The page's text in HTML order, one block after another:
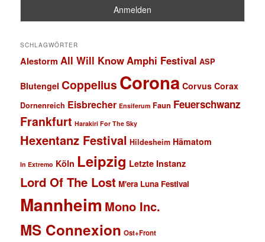
SCHLAGWÖRTER
Alestorm All Will KnowAmphi Festival ASP
Blutengel Coppelius Corona Corvus Corax
Dornenreich Eisbrecher Ensiferum Faun Feuerschwanz
Frankfurt Harakiri For The Sky
Hexentanz Festival Hildesheim Hämatom
In Extremo Köln Leipzig Letzte Instanz
Lord Of The Lost M'era Luna Festival
Mannheim Mono Inc.
MS Connexion Ost+Front